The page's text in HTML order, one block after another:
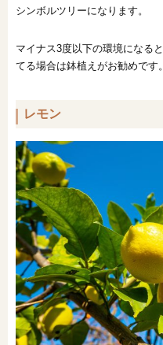
シンボルツリーになります。
マイナス3度以下の環境になる
てる場合は鉢植えがお勧めです。
レモン